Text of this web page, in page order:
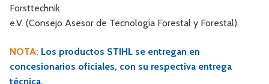
Forsttechnik
e.V. (Consejo Asesor de Tecnología Forestal y Forestal).
NOTA: Los productos STIHL se entregan en
concesionarios oficiales, con su respectiva entrega
técnica.